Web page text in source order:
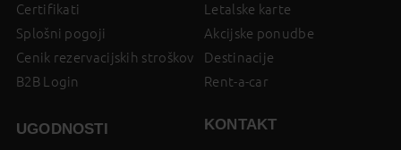
Certifikati
Splošni pogoji
Cenik rezervacijskih stroškov
B2B Login
UGODNOSTI
Letalske karte
Akcijske ponudbe
Destinacije
Rent-a-car
KONTAKT